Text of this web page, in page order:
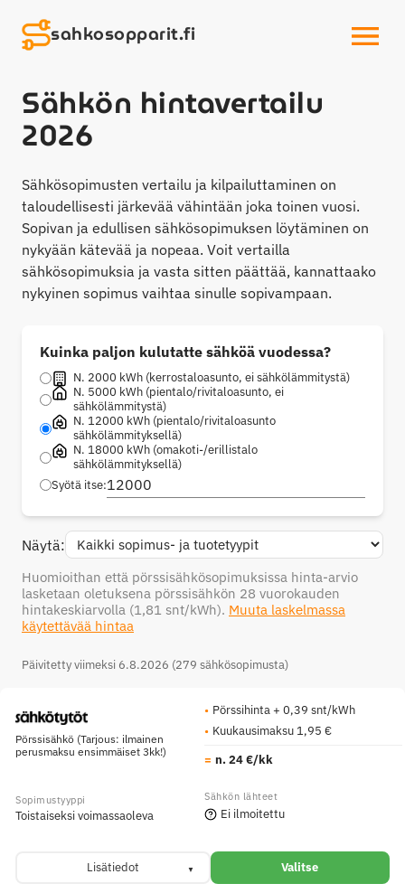
sahkosopparit.fi
Sähkön hintavertailu
2026
Sähkösopimusten vertailu ja kilpailuttaminen on
taloudellisesti järkevää vähintään joka toinen vuosi.
Sopivan ja edullisen sähkösopimuksen löytäminen on
nykyään kätevää ja nopeaa. Voit vertailla
sähkösopimuksia ja vasta sitten päättää, kannattaako
nykyinen sopimus vaihtaa sinulle sopivampaan.
Kuinka paljon kulutatte sähköä vuodessa?
N. 2000 kWh (kerrostaloasunto, ei sähkölämmitystä)
N. 5000 kWh (pientalo/rivitaloasunto, ei
sähkölämmitystä)
N. 12000 kWh (pientalo/rivitaloasunto
sähkölämmityksellä)
N. 18000 kWh (omakoti-/erillistalo
sähkölämmityksellä)
Syötä itse:
Näytä:
Huomioithan että pörssisähkösopimuksissa hinta-arvio
lasketaan oletuksena pörssisähkön 28 vuorokauden
hintakeskiarvolla (1,81 snt/kWh). Muuta laskelmassa
käytettävää hintaa
Päivitetty viimeksi 6.8.2026 (279 sähkösopimusta)
Pörssisähkö (Tarjous: ilmainen
perusmaksu ensimmäiset 3kk!)
Pörssihinta + 0,39 snt/kWh
Kuukausimaksu 1,95 €
n. 24 €/kk
Toistaiseksi voimassaoleva Ei ilmoitettu
Lisätiedot Valitse